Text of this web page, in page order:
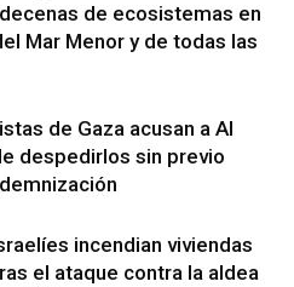
de ecosistemas en
Mar Menor y de todas las
de Gaza acusan a Al
despedirlos sin previo
incendian viviendas
el ataque contra la aldea